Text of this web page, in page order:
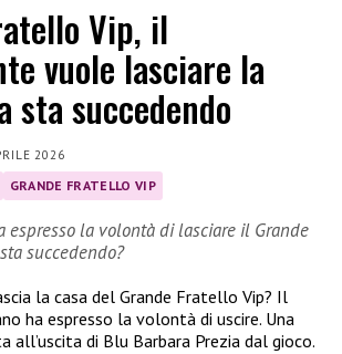
Vip, il
vuole lasciare la
sta succedendo
2026
GRANDE FRATELLO VIP
espresso la volontà di lasciare il Grande
succedendo?
la casa del Grande Fratello Vip? Il
ha espresso la volontà di uscire. Una
all’uscita di Blu Barbara Prezia dal gioco.